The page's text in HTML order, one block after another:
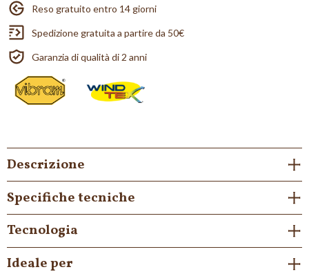
Reso gratuito entro 14 giorni
Spedizione gratuita a partire da 50€
Garanzia di qualità di 2 anni
Descrizione
Specifiche tecniche
Tecnologia
Ideale per